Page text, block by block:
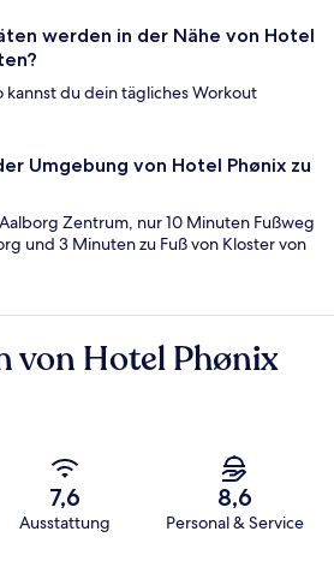
werden in der Nähe von Hotel
kannst du dein tägliches Workout
Umgebung von Hotel Phønix zu
Zentrum, nur 10 Minuten Fußweg
und 3 Minuten zu Fuß von Kloster von
von Hotel Phønix
7,6
Ausstattung
8,6
Personal & Service